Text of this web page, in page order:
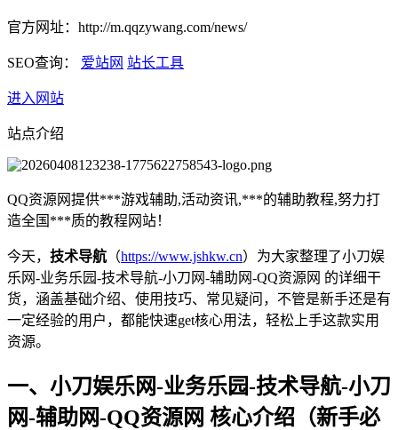
官方网址：http://m.qqzywang.com/news/
SEO查询： 爱站网 站长工具
进入网站
站点介绍
QQ资源网提供***游戏辅助,活动资讯,***的辅助教程,努力打
造全国***质的教程网站！
今天， 技术导航 （https://www.jshkw.cn）为大家整理了小刀娱
乐网-业务乐园-技术导航-小刀网-辅助网-QQ资源网 的详细干
货，涵盖基础介绍、使用技巧、常见疑问，不管是新手还是有
一定经验的用户，都能快速get核心用法，轻松上手这款实用
资源。
一、小刀娱乐网-业务乐园-技术导航-小刀
网-辅助网-QQ资源网 核心介绍（新手必